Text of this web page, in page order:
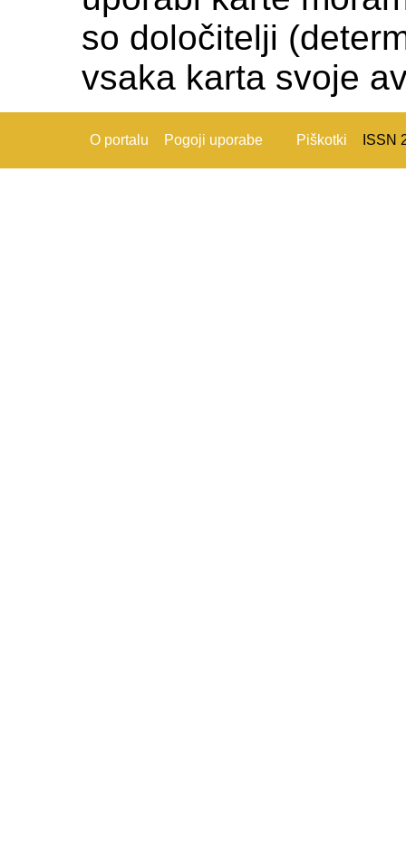
so določitelji
vsaka karta svoje
O portalu Pogoji uporabe Piškotki ISSN